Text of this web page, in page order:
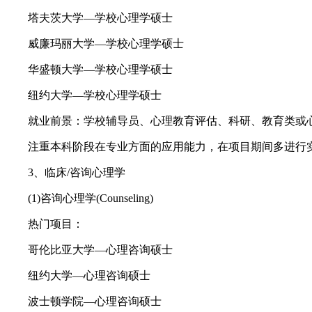
塔夫茨大学—学校心理学硕士
威廉玛丽大学—学校心理学硕士
华盛顿大学—学校心理学硕士
纽约大学—学校心理学硕士
就业前景：学校辅导员、心理教育评估、科研、教育类或
注重本科阶段在专业方面的应用能力，在项目期间多进行
3、临床/咨询心理学
(1)咨询心理学(Counseling)
热门项目：
哥伦比亚大学—心理咨询硕士
纽约大学—心理咨询硕士
波士顿学院—心理咨询硕士